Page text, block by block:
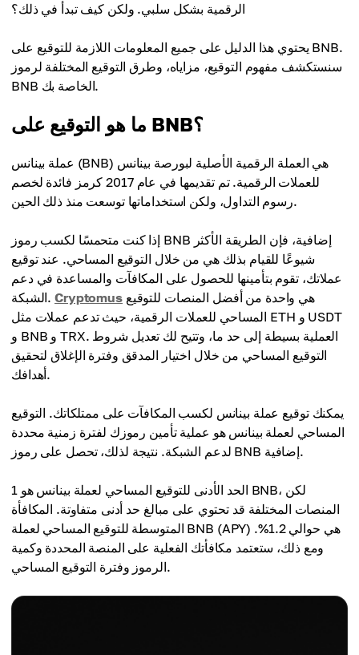
الرقمية بشكل سلبي. ولكن كيف تبدأ في ذلك؟
يحتوي هذا الدليل على جميع المعلومات اللازمة للتوقيع على BNB.
سنستكشف مفهوم التوقيع، مزاياه، وطرق التوقيع المختلفة لرموز
BNB الخاصة بك.
ما هو التوقيع على BNB؟
عملة بينانس (BNB) هي العملة الرقمية الأصلية لبورصة بينانس
للعملات الرقمية. تم تقديمها في عام 2017 كرمز فائدة لخصم
رسوم التداول، ولكن استخداماتها توسعت منذ ذلك الحين.
إذا كنت متحمسًا لكسب رموز BNB إضافية، فإن الطريقة الأكثر
شيوعًا للقيام بذلك هي من خلال التوقيع المساحي. عند توقيع
عملاتك، تقوم بتأمينها للحصول على المكافآت والمساعدة في دعم
الشبكة.Cryptomusهي واحدة من أفضل المنصات للتوقيع
المساحي للعملات الرقمية، حيث تدعم عملات مثل ETH و USDT
و BNB و TRX. العملية بسيطة إلى حد ما، وتتيح لك تعديل شروط
التوقيع المساحي من خلال اختيار المدقق وفترة الإغلاق لتحقيق
أهدافك.
يمكنك توقيع عملة بينانس لكسب المكافآت على ممتلكاتك. التوقيع
المساحي لعملة بينانس هو عملية تأمين رموزك لفترة زمنية محددة
لدعم الشبكة. نتيجة لذلك، تحصل على رموز BNB إضافية.
الحد الأدنى للتوقيع المساحي لعملة بينانس هو 1 BNB، لكن
المنصات المختلفة قد تحتوي على مبالغ حد أدنى متفاوتة. المكافأة
المتوسطة للتوقيع المساحي لعملة BNB (APY) هي حوالي 1.2%.
ومع ذلك، ستعتمد مكافأتك الفعلية على المنصة المحددة وكمية
الرموز وفترة التوقيع المساحي.